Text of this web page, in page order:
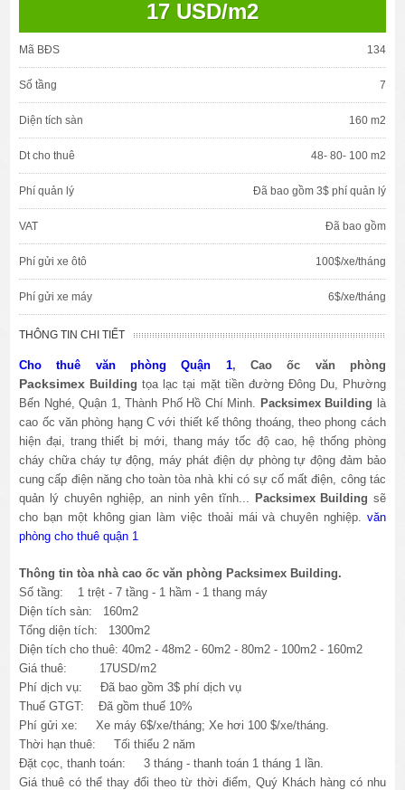
17 USD/m2
Mã BĐS 134
Số tầng 7
Diện tích sàn 160 m2
Dt cho thuê 48- 80- 100 m2
Phí quản lý Đã bao gồm 3$ phí quản lý
VAT Đã bao gồm
Phí gửi xe ôtô 100$/xe/tháng
Phí gửi xe máy 6$/xe/tháng
THÔNG TIN CHI TIẾT
Cho thuê văn phòng Quận 1, Cao ốc văn phòng
Packsimex Building tọa lạc tại mặt tiền đường Đông Du, Phường
Bến Nghé, Quận 1, Thành Phố Hồ Chí Minh.
PacksimexBuilding là
cao ốc văn phòng hạng C với thiết kế thông thoáng, theo phong cách
hiện đại, trang thiết bị mới, thang máy tốc độ cao, hệ thống phòng
cháy chữa cháy tự động, máy phát điện dự phòng tự động đảm bảo
cung cấp điện năng cho toàn tòa nhà khi có sự cố mất điện, công tác
quản lý chuyên nghiệp, an ninh yên tĩnh...
PacksimexBuilding sẽ
cho bạn một không gian làm việc thoải mái và chuyên nghiệp. văn
phòng cho thuê quận 1
Thông tin tòa nhà cao ốc văn phòng Packsimex Building.
Số tầng: 1 trệt - 7 tầng - 1 hầm - 1 thang máy
Diện tích sàn: 160m2
Tổng diện tích: 1300m2
Diện tích cho thuê: 40m2 - 48m2 - 60m2 - 80m2 - 100m2 - 160m2
Giá thuê: 17USD/m2
Phí dịch vụ: Đã bao gồm 3$ phí dịch vụ
Thuế GTGT: Đã gồm thuế 10%
Phí gửi xe: Xe máy 6$/xe/tháng; Xe hơi 100 $/xe/tháng.
Thời hạn thuê: Tối thiểu 2 năm
Đặt cọc, thanh toán: 3 tháng - thanh toán 1 tháng 1 lần.
Giá thuê có thể thay đổi theo từ thời điểm, Quý Khách hàng có nhu